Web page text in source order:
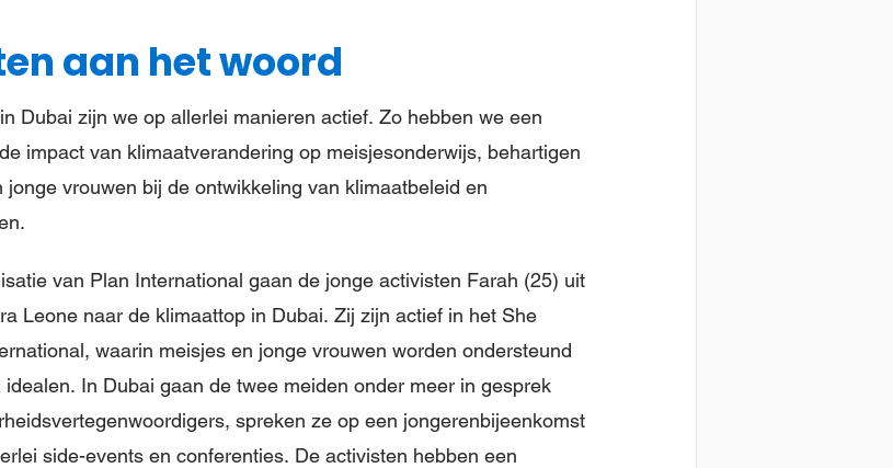
aan het woord
Dubai zijn we op allerlei manieren actief. Zo hebben we een
impact van klimaatverandering op meisjesonderwijs, behartigen
vrouwen bij de ontwikkeling van klimaatbeleid en
van Plan International gaan de jonge activisten Farah (25) uit
Leone naar de klimaattop in Dubai. Zij zijn actief in het She
waarin meisjes en jonge vrouwen worden ondersteund
In Dubai gaan de twee meiden onder meer in gesprek
spreken ze op een jongerenbijeenkomst
side-events en conferenties. De activisten hebben een